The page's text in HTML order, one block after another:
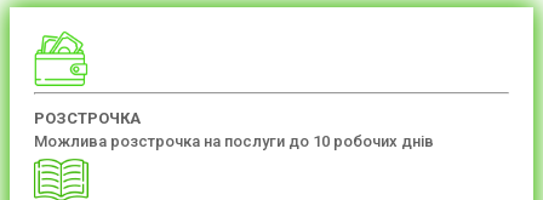
РОЗСТРОЧКА
Можлива розстрочка на послуги до 10 робочих днів